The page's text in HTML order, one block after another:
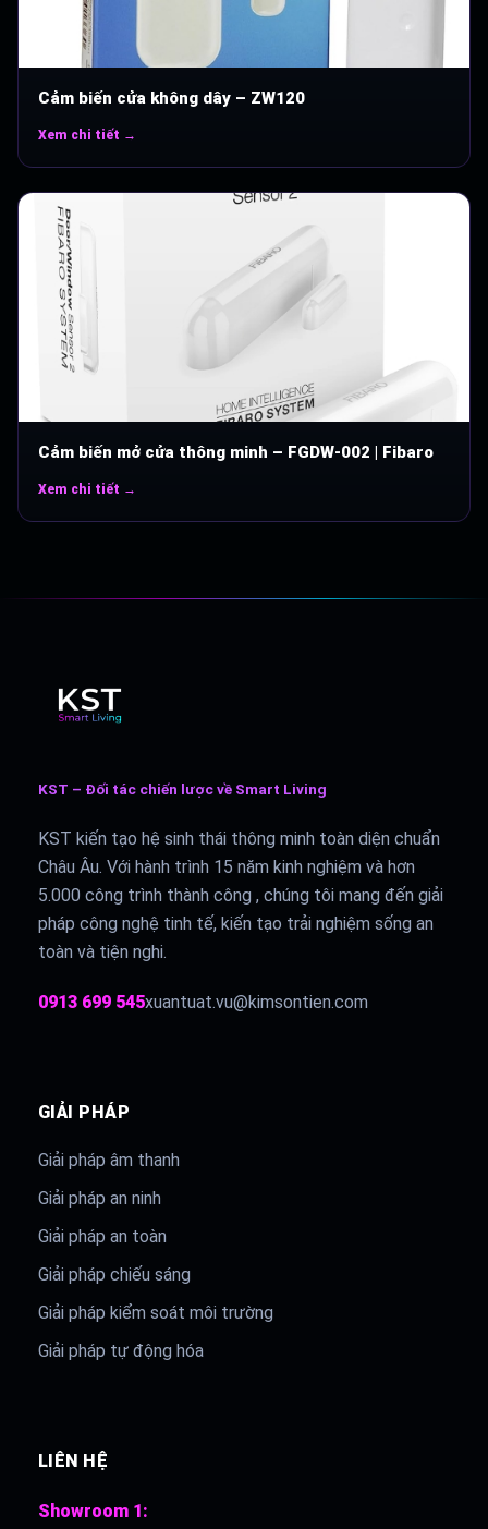
Cảm biến cửa không dây – ZW120
Xem chi tiết →
Cảm biến mở cửa thông minh – FGDW-002 | Fibaro
Xem chi tiết →
KST – Đối tác chiến lược về Smart Living
KST kiến tạo hệ sinh thái thông minh toàn diện chuẩn
Châu Âu. Với hành trình 15 năm kinh nghiệm và hơn
5.000 công trình thành công , chúng tôi mang đến giải
pháp công nghệ tinh tế, kiến tạo trải nghiệm sống an
toàn và tiện nghi.
0913 699 545xuantuat.vu@kimsontien.com
GIẢI PHÁP
Giải pháp âm thanh
Giải pháp an ninh
Giải pháp an toàn
Giải pháp chiếu sáng
Giải pháp kiểm soát môi trường
Giải pháp tự động hóa
LIÊN HỆ
Showroom 1: